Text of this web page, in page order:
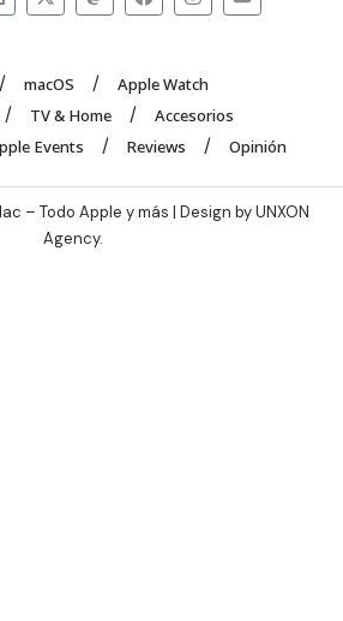
macOS
Apple Watch
TV & Home
Accesorios
Events Reviews Opinión
– Todo Apple y más | Design byUNXON
Agency.